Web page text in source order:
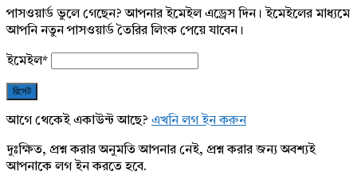
পাসওয়ার্ড ভুলে গেছেন? আপনার ইমেইল এড্রেস দিন। ইমেইলের মাধ্যমে
আপনি নতুন পাসওয়ার্ড তৈরির লিংক পেয়ে যাবেন।
ইমেইল*
আগে থেকেই একাউন্ট আছে? এখনি লগ ইন করুন
দুঃক্ষিত, প্রশ্ন করার অনুমতি আপনার নেই, প্রশ্ন করার জন্য অবশ্যই
আপনাকে লগ ইন করতে হবে.